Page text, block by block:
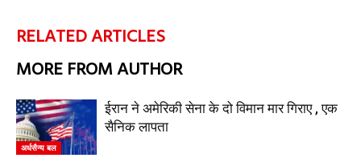
RELATED ARTICLES
MORE FROM AUTHOR
अर्धसैन्य बल
ईरान ने अमेरिकी सेना के दो विमान मार गिराए , एक
सैनिक लापता